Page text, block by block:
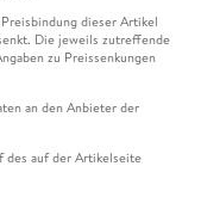
dieser Artikel
Die jeweils zutreffende
zu Preissenkungen
an den Anbieter der
des auf der Artikelseite